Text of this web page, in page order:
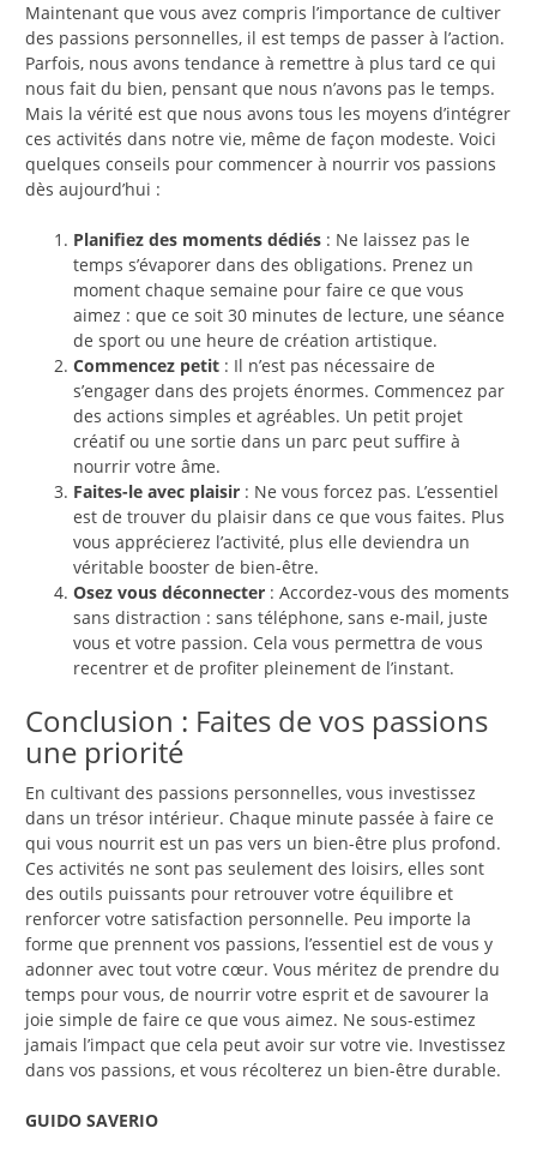
Maintenant que vous avez compris l’importance de cultiver
des passions personnelles, il est temps de passer à l’action.
Parfois, nous avons tendance à remettre à plus tard ce qui
nous fait du bien, pensant que nous n’avons pas le temps.
Mais la vérité est que nous avons tous les moyens d’intégrer
ces activités dans notre vie, même de façon modeste. Voici
quelques conseils pour commencer à nourrir vos passions
dès aujourd’hui :
Planifiez des moments dédiés : Ne laissez pas le
temps s’évaporer dans des obligations. Prenez un
moment chaque semaine pour faire ce que vous
aimez : que ce soit 30 minutes de lecture, une séance
de sport ou une heure de création artistique.
Commencez petit : Il n’est pas nécessaire de
s’engager dans des projets énormes. Commencez par
des actions simples et agréables. Un petit projet
créatif ou une sortie dans un parc peut suffire à
nourrir votre âme.
Faites-le avec plaisir : Ne vous forcez pas. L’essentiel
est de trouver du plaisir dans ce que vous faites. Plus
vous apprécierez l’activité, plus elle deviendra un
véritable booster de bien-être.
Osez vous déconnecter : Accordez-vous des moments
sans distraction : sans téléphone, sans e-mail, juste
vous et votre passion. Cela vous permettra de vous
recentrer et de profiter pleinement de l’instant.
Conclusion : Faites de vos passions
une priorité
En cultivant des passions personnelles, vous investissez
dans un trésor intérieur. Chaque minute passée à faire ce
qui vous nourrit est un pas vers un bien-être plus profond.
Ces activités ne sont pas seulement des loisirs, elles sont
des outils puissants pour retrouver votre équilibre et
renforcer votre satisfaction personnelle. Peu importe la
forme que prennent vos passions, l’essentiel est de vous y
adonner avec tout votre cœur. Vous méritez de prendre du
temps pour vous, de nourrir votre esprit et de savourer la
joie simple de faire ce que vous aimez. Ne sous-estimez
jamais l’impact que cela peut avoir sur votre vie. Investissez
dans vos passions, et vous récolterez un bien-être durable.
GUIDO SAVERIO